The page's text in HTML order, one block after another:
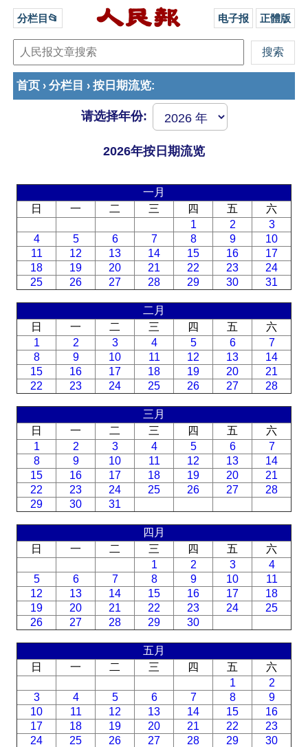
分栏目📂 电子报 正體版
首页 › 分栏目 › 按日期流览:
请选择年份:
2026年按日期流览
一月
日
一 二 三 四 五
六
1
2
3
4
5 6 7 8 9
10
11
12 13 14 15 16
17
18
19 20 21 22 23
24
25
26 27 28 29 30 31
二月
日
一 二 三 四 五
六
1
2 3 4 5 6
7
8
9 10 11 12 13
14
15
16 17 18 19 20
21
22
23 24 25 26 27 28
三月
日
一 二 三 四 五
六
1
2 3 4 5 6
7
8
9 10 11 12 13
14
15
16 17 18 19 20
21
22
23 24 25 26 27
28
29
30 31
四月
日
一 二 三 四 五
六
1
2 3
4
5
6 7 8 9 10
11
12
13 14 15 16 17
18
19
20 21 22 23 24
25
26
27 28 29 30
五月
日
一 二 三 四 五
六
1
2
3
4 5 6 7 8
9
10
11 12 13 14 15
16
17
18 19 20 21 22
23
24
25 26 27 28 29
30